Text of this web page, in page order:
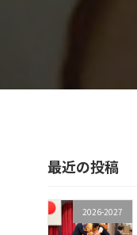
最近の投稿
2026-2027